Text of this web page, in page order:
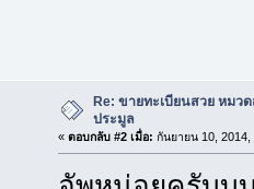
Re: ขายทะเบียนสวย หมว
ประมูล
« ตอบกลับ #2 เมื่อ: กันยายน 10, 2014,